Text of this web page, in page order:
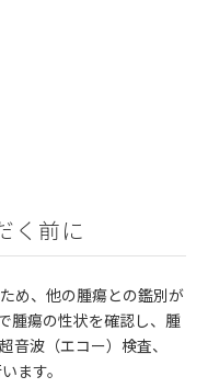
く前に
め、他の腫瘍との鑑別が
腫瘍の性状を確認し、腫
音波（エコー）検査、
ます。